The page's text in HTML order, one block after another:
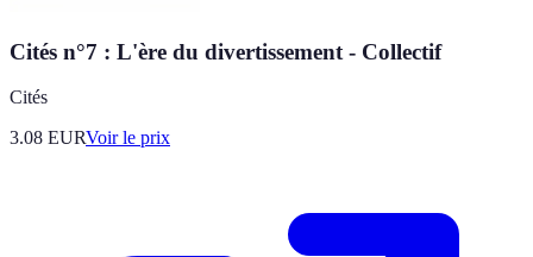
Cités n°7 : L'ère du divertissement - Collectif
Cités
3.08 EURVoir le prix